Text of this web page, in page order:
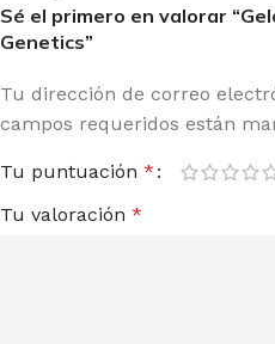
Sé el primero en valorar
Genetics”
Tu dirección de correo
campos requeridos están
Tu puntuación *
Tu valoración *